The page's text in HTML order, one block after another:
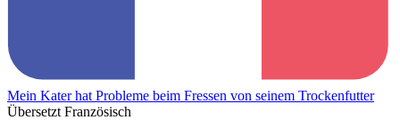
Mein Kater hat Probleme beim Fressen von seinem Trockenfutter
Übersetzt Französisch